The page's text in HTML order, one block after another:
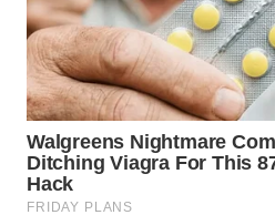
WN
TEBING
TINGGI
WN
PAKPAK
WN